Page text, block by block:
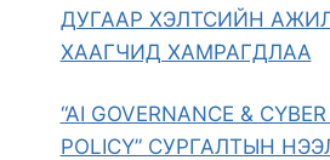
ДУГААР ХЭЛТСИЙН
ХААГЧИД ХАМРАГДЛАА
“AI GOVERNANCE &
POLICY” СУРГАЛТЫН